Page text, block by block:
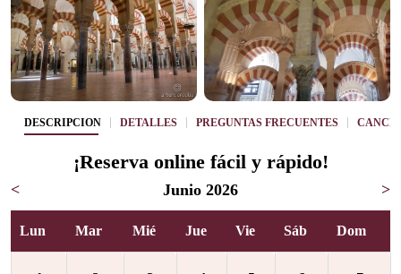
DESCRIPCIÓN DETALLES PREGUNTAS FRECUENTES
¡Reserva online fácil y rápido!
< Junio 2026 >
Lun Mar Mié Jue Vie Sáb Dom